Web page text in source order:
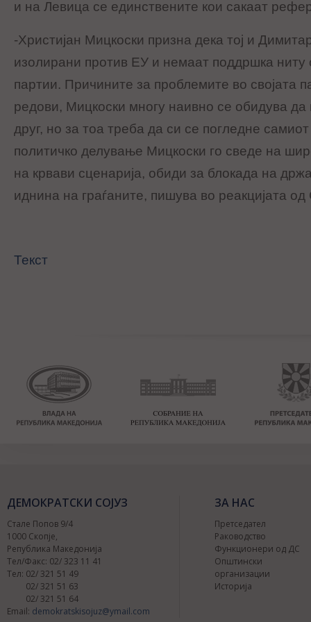
и на Левица се единствените кои сакаат
-Христијан Мицкоски призна дека тој и
изолирани против ЕУ и немаат поддршка ниту
партии. Причините за проблемите во својата
редови, Мицкоски многу наивно се обидува да
друг, но за тоа треба да си се погледне
политичко делување Мицкоски го сведе на
на крвави сценарија, обиди за блокада на
иднина на граѓаните, пишува во реакцијата
Текст
ДЕМОКРАТСКИ СОЈУЗ
Стале Попов 9/4
1000 Скопје,
Република Македонија
Тел/Факс: 02/ 323 11 41
Тел: 02/ 321 51 49
02/ 321 51 63
02/ 321 51 64
Email: demokratskisojuz@ymail.com
ЗА НАС
Претседател
Раководство
Функционери од ДС
Општински
организации
Историја